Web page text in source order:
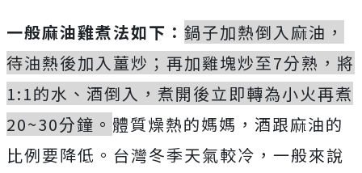
一般麻油雞煮法如下： 鍋子加熱倒入麻油，
待油熱後加入薑炒；再加雞塊炒至7分熟，將
1:1的水、酒倒入，煮開後立即轉為小火再煮
20~30分鐘。 體質燥熱的媽媽，酒跟麻油的
比例要降低。台灣冬季天氣較冷，一般來說